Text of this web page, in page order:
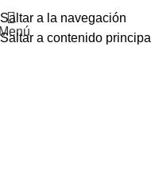
Saltar a la navegación
Saltar a contenido principal